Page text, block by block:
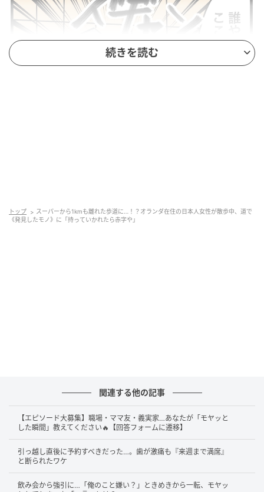
続きを読む
トップ
スーパーから1kmも離れた歩道に…！？オランダ在住の日本人女性が散歩中、道で
《発見したモノ》に「持っていかれたら赤字や」
関連する他の記事
【エピソード大募集】職場・ママ友・義実家…あなたが「モヤッと
した瞬間」教えてください🔥【回答フォームに遷移】
引っ越し直後に予約すべきだった…。歯が激痛も『来週まで満席』
と断られたワケ
飲み会から強引に…「俺のこと嫌い？」ときめきから一転、モヤッ